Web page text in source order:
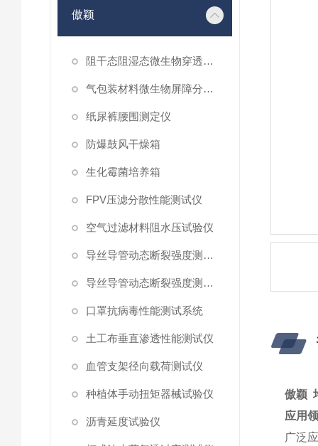
傲颖
阻干态阻湿态微生物穿透性能测试仪
气包装材料微生物屏障分等试验仪
纸尿裤腰围测定仪
防爆鼓风干燥箱
生化霉菌培养箱
FPV压滤分散性能测试仪
空气过滤材料阻水压试验仪
导丝导管动态断裂强度测试仪 （峰值拉力）
导丝导管动态断裂强度测试仪
口罩抗病毒性能测试系统
土工布垂直渗透性能测试仪
血管支架径向载荷测试仪
种植体手动扭矩器械试验仪
沥青延度试验仪
傲颖
应用
广泛